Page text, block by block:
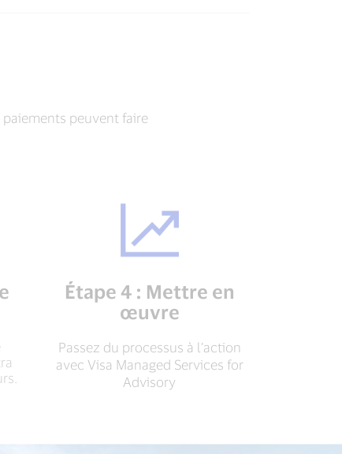
peuvent faire
Étape 4 : Mettre en
œuvre
Passez du processus à l’action
avec Visa Managed Services for
Advisory